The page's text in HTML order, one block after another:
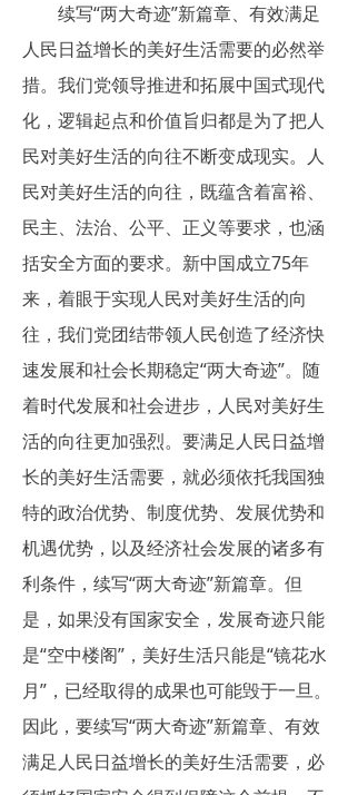
续写“两大奇迹”新篇章、有效满足
人民日益增长的美好生活需要的必然举
措。我们党领导推进和拓展中国式现代
化，逻辑起点和价值旨归都是为了把人
民对美好生活的向往不断变成现实。人
民对美好生活的向往，既蕴含着富裕、
民主、法治、公平、正义等要求，也涵
括安全方面的要求。新中国成立75年
来，着眼于实现人民对美好生活的向
往，我们党团结带领人民创造了经济快
速发展和社会长期稳定“两大奇迹”。随
着时代发展和社会进步，人民对美好生
活的向往更加强烈。要满足人民日益增
长的美好生活需要，就必须依托我国独
特的政治优势、制度优势、发展优势和
机遇优势，以及经济社会发展的诸多有
利条件，续写“两大奇迹”新篇章。但
是，如果没有国家安全，发展奇迹只能
是“空中楼阁”，美好生活只能是“镜花水
月”，已经取得的成果也可能毁于一旦。
因此，要续写“两大奇迹”新篇章、有效
满足人民日益增长的美好生活需要，必